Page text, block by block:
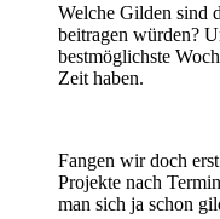
Welche Gilden sind
beitragen würden?
bestmöglichste
Zeit haben.
Fangen wir doch
Projekte nach
man sich ja schon